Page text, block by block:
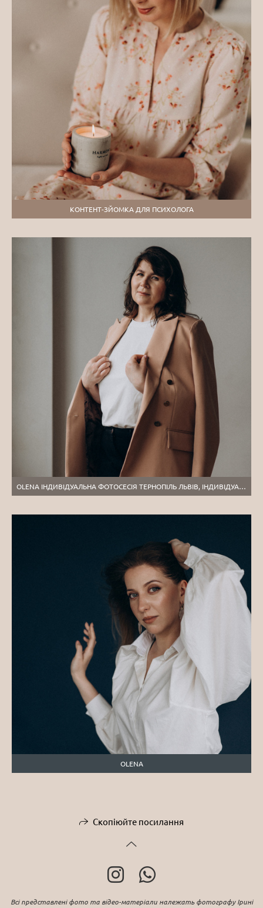
КОНТЕНТ-ЗЙОМКА ДЛЯ ПСИХОЛОГА
OLENA ІНДИВІДУАЛЬНА ФОТОСЕСІЯ ТЕРНОПІЛЬ ЛЬВІВ, ІНДИВІДУАЛЬНИЙ ФОТОГРАФ
OLENA
Скопіюйте посилання
Всі представлені фото та відео-матеріали належать фотографу Ірині